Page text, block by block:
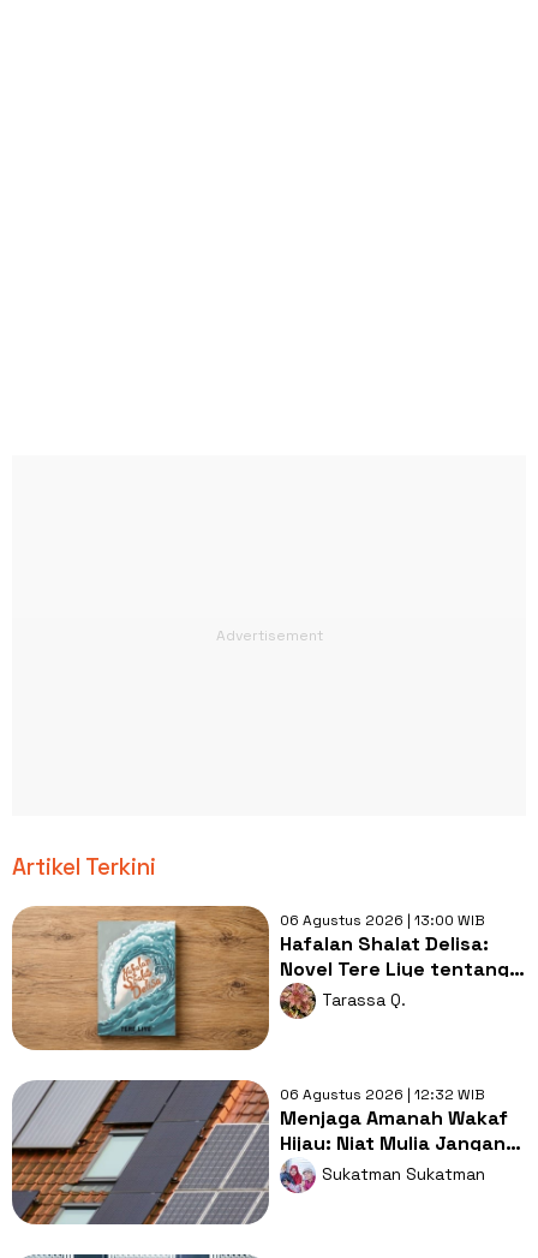
Artikel Terkini
06 Agustus 2026 | 13:00 WIB
Hafalan Shalat Delisa:
Novel Tere Liye tentang
Tsunami Aceh dan
Keikhlasan
Tarassa Q.
06 Agustus 2026 | 12:32 WIB
Menjaga Amanah Wakaf
Hijau: Niat Mulia Jangan
Mangkrak di Atap Masjid
Sukatman Sukatman